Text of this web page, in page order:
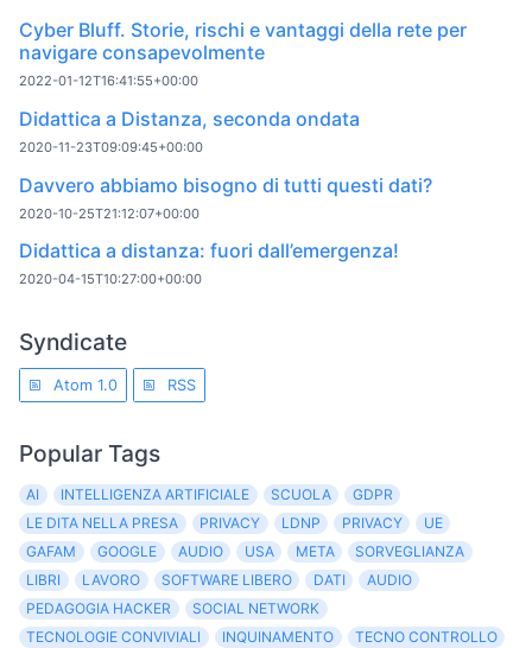
Cyber Bluff. Storie, rischi e vantaggi della rete per
navigare consapevolmente
2022-01-12T16:41:55+00:00
Didattica a Distanza, seconda ondata
2020-11-23T09:09:45+00:00
Davvero abbiamo bisogno di tutti questi dati?
2020-10-25T21:12:07+00:00
Didattica a distanza: fuori dall’emergenza!
2020-04-15T10:27:00+00:00
Syndicate
Atom 1.0 RSS
Popular Tags
AI INTELLIGENZA ARTIFICIALE SCUOLA
GDPR
LE DITA NELLA PRESA
PRIVACY LDNP PRIVACY
UE
GAFAM
GOOGLE AUDIO USA META
SORVEGLIANZA
LIBRI
LAVORO SOFTWARE LIBERO DATI
AUDIO
PEDAGOGIA HACKER
SOCIAL NETWORK
TECNOLOGIE CONVIVIALI
INQUINAMENTO
TECNO CONTROLLO